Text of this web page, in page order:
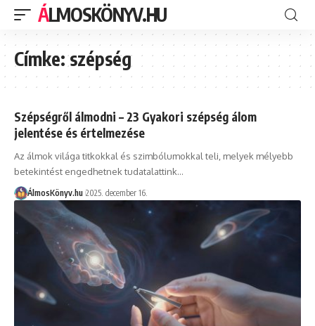
ÁLMOSKÖNYV.HU
Címke:szépség
Szépségről álmodni – 23 Gyakori szépség álom
jelentése és értelmezése
Az álmok világa titkokkal és szimbólumokkal teli, melyek mélyebb
betekintést engedhetnek tudatalattink…
ÁlmosKönyv.hu 2025. december 16.